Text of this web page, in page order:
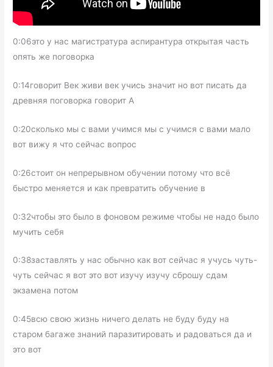
0:06это у нас магистратура аспирантура открытая часть
опять же поговорка
0:14говорит Век живи век учись значит но вот писать да
древняя поговорка говорит А
0:20сколько мы с вами учимся мы с учимся с вами мало
вот вижу я что сейчас вопрос
0:26стоит он непрерывном обучении потому что всё
быстро меняется и как превратить обучение в
0:32чтобы это было в фоновом режиме чтобы не надо было
мучить себя
0:38заставлять у нас обычно как вот сейчас я учусь чуть-
чуть сейчас я вот это вот изучу изучу сброшу сдам
экзамена потом
0:45всю свою жизнь ничего делать не буду буду на
старом багаже знаний паразитировать и радоваться да и
это вот